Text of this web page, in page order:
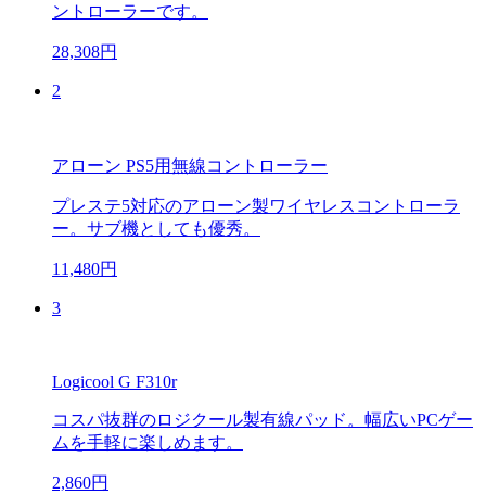
ントローラーです。
28,308円
2
アローン PS5用無線コントローラー
プレステ5対応のアローン製ワイヤレスコントローラ
ー。サブ機としても優秀。
11,480円
3
Logicool G F310r
コスパ抜群のロジクール製有線パッド。幅広いPCゲー
ムを手軽に楽しめます。
2,860円